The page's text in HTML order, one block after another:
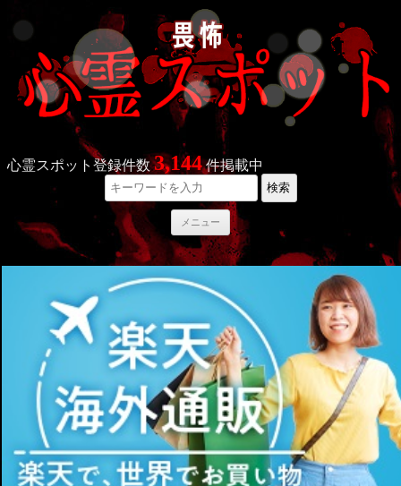
心霊スポット登録件数3,144件掲載中
検索
メニュー
コ
ン
テ
ン
ス
キ
ッ
プ